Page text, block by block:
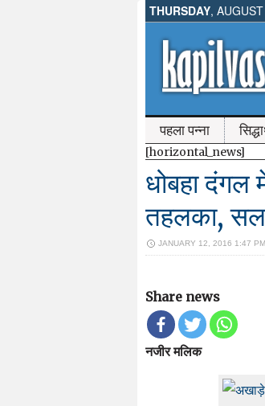
THURSDAY,
पहला पन्ना
[horizontal_news]
धोबहा दंगल
तहलका,
JANUARY 12, 2016 1:47 PM
Share news
नजीर मलिक